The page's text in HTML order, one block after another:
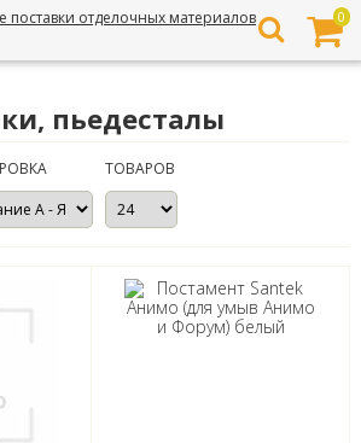
0
пьедесталы
ТОВАРОВ